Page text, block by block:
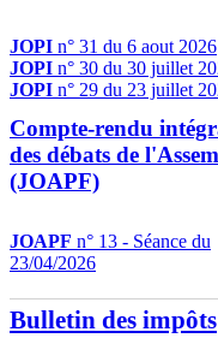
JOPI n° 31 du 6 aout 2026
JOPI n° 30 du 30 juillet
JOPI n° 29 du 23 juillet
Compte-rendu
des débats de
(JOAPF)
JOAPF n° 13 - Séance du
23/04/2026
Bulletin des impôts